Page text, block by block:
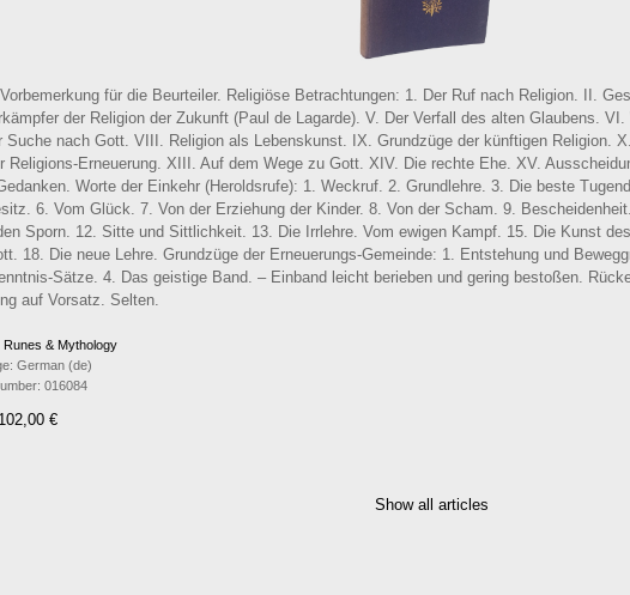
Vorbemerkung für die Beurteiler. Religiöse Betrachtungen: 1. Der Ruf nach Religion. II.
der Religion der Zukunft (Paul de Lagarde). V. Der Verfall des alten Glaubens.
Suche nach Gott. VIII. Religion als Lebenskunst. IX. Grundzüge der künftigen Religion.
Religions-Erneuerung. XIII. Auf dem Wege zu Gott. XIV. Die rechte Ehe. XV.
Worte der Einkehr (Heroldsrufe): 1. Weckruf. 2. Grundlehre. 3. Die beste
6. Vom Glück. 7. Von der Erziehung der Kinder. 8. Von der Scham. 9.
Sporn. 12. Sitte und Sittlichkeit. 13. Die Irrlehre. Vom ewigen Kampf. 15. Die Kunst
18. Die neue Lehre. Grundzüge der Erneuerungs-Gemeinde: 1. Entstehung und
Sätze. 4. Das geistige Band. – Einband leicht berieben und gering bestoßen.
auf Vorsatz. Selten.
Runes & Mythology
German (de)
016084
€
Show all articles